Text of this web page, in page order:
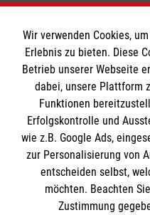
Erste Hilfe ist die
vorübergehende
Erkrankungen oder
wird, um
erhalten oder bis
Hilfe eintrifft.
vorbereiten?
Absolvieren Sie
frischen diesen im
auf. Außerdem
ausgestatteten
und im Auto haben
Inhalte überprüfen
In welchen
Erste-Hilfe-Kurs
Wer fit in Erster
Wissen alle zwei
Wann muss die
werden?
Wir verwenden Cookies,
Erlebnis zu bieten. Diese
Betrieb unserer Webseite
dabei, unsere Plattform
Funktionen
Erfolgskontrolle und
wie z.B. Google Ads,
zur Personalisierung von
entscheiden selbst,
möchten. Beachten
Zustimmung